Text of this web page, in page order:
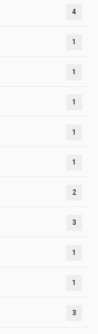
4
1
1
1
1
1
2
3
1
1
3